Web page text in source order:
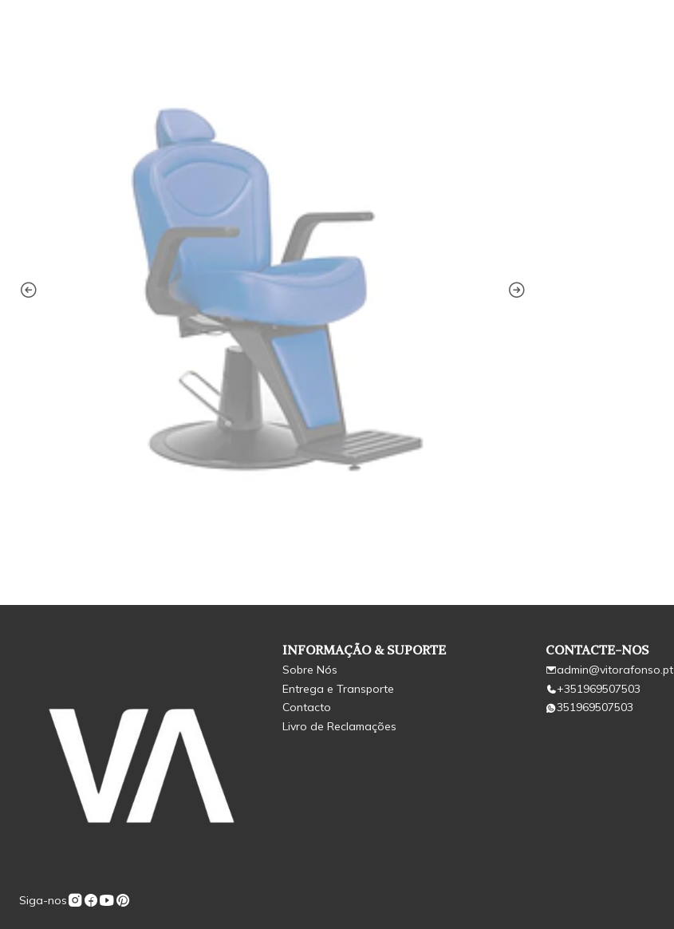
Siga-nos
INFORMAÇÃO & SUPORTE
Sobre Nós
Entrega e Transporte
Contacto
Livro de Reclamações
CONTACTE-NOS
admin@vitorafonso.pt
+351969507503
351969507503